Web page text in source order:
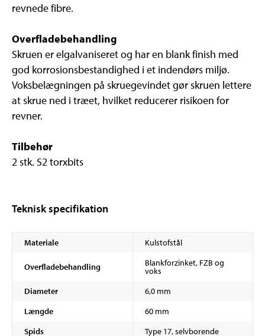
revnede fibre.
Overfladebehandling
Skruen er elgalvaniseret og har en blank finish med
god korrosionsbestandighed i et indendørs miljø.
Voksbelægningen på skruegevindet gør skruen lettere
at skrue ned i træet, hvilket reducerer risikoen for
revner.
Tilbehør
2 stk. S2 torxbits
Teknisk specifikation
Materiale Kulstofstål
Overfladebehandling Blankforzinket, FZB og
voks
Diameter
6,0 mm
Længde
60 mm
Spids
Type 17, selvborende